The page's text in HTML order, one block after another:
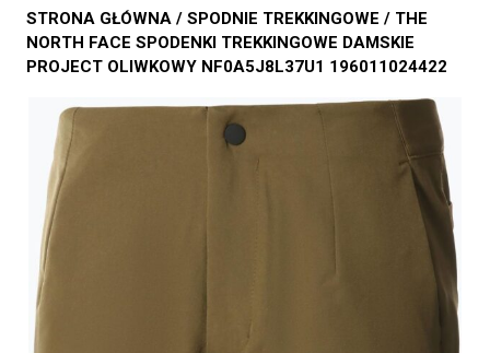
STRONA GŁÓWNA / SPODNIE TREKKINGOWE / THE
NORTH FACE SPODENKI TREKKINGOWE DAMSKIE
PROJECT OLIWKOWY NF0A5J8L37U1 196011024422